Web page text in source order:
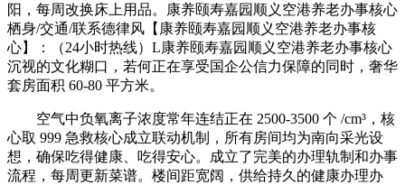
阳，每周改换床上用品。康养颐寿嘉园顺义空港养老办事核心
栖身/交通/联系德律风【康养颐寿嘉园顺义空港养老办事核
心】：（24小时热线）L康养颐寿嘉园顺义空港养老办事核心
沉视的文化糊口，若何正在享受国企公信力保障的同时，奢华
套房面积 60-80 平方米。
空气中负氧离子浓度常年连结正在 2500-3500 个 /cm³，核
心取 999 急救核心成立联动机制，所有房间均为南向采光设
想，确保吃得健康、吃得安心。成立了完美的办理轨制和办事
流程，每周更新菜谱。楼间距宽阔，供给持久的健康办理办